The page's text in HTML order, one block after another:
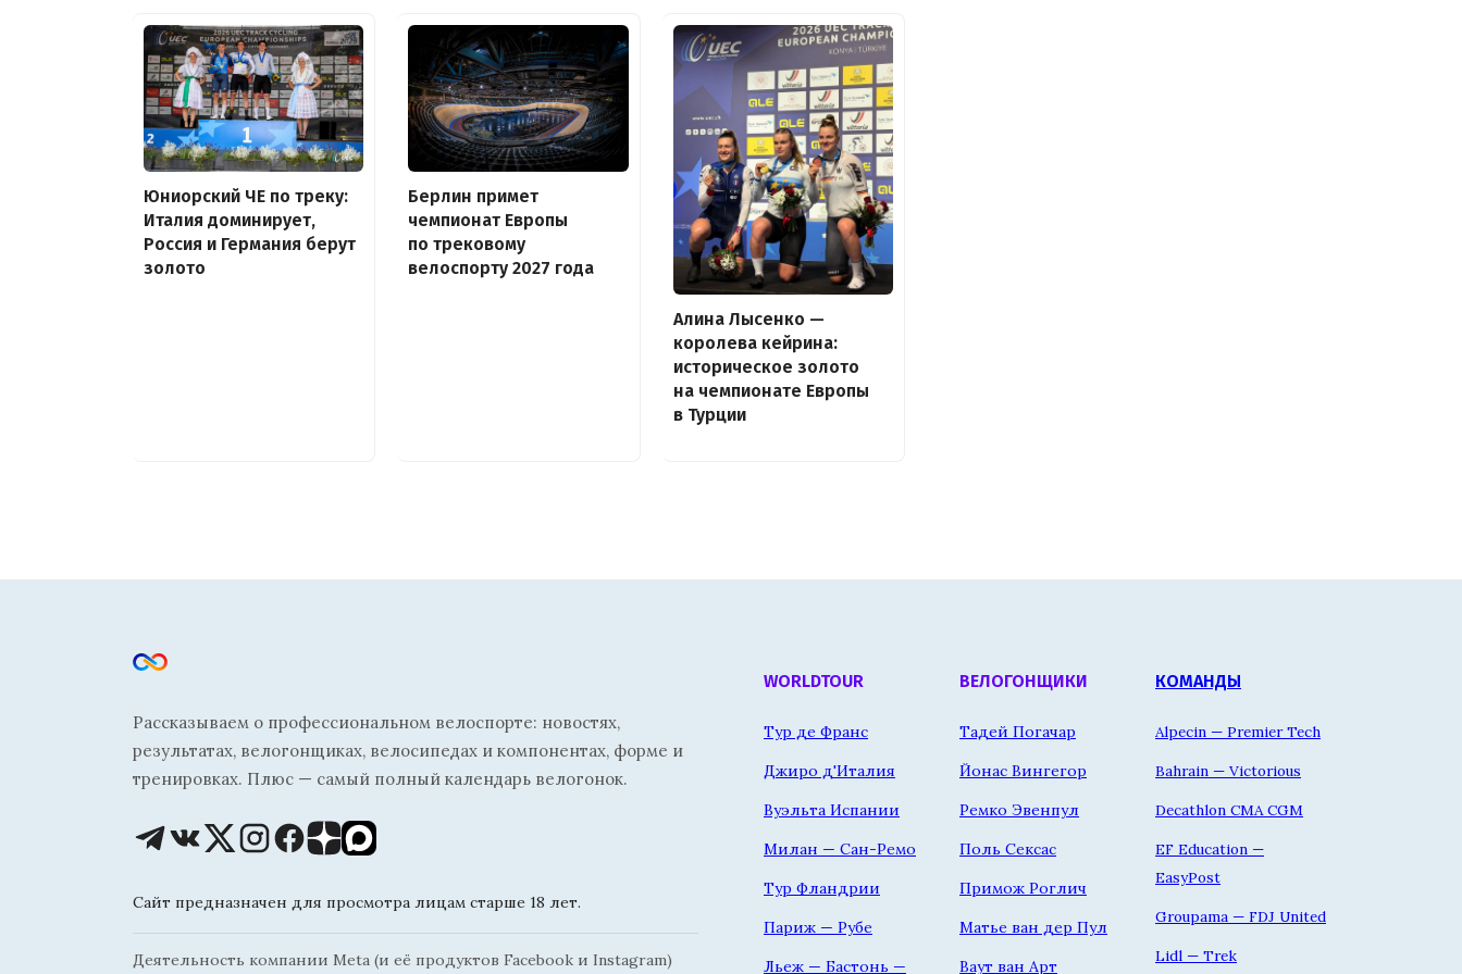
Юниорский ЧЕ по треку:
Италия доминирует,
Россия и Германия берут
золото
Берлин примет
чемпионат Европы
по трековому
велоспорту 2027 года
Алина Лысенко —
королева кейрина:
историческое золото
на чемпионате Европы
в Турции
Рассказываем о профессиональном велоспорте: новостях,
результатах, велогонщиках, велосипедах и компонентах, форме и
тренировках. Плюс — самый полный календарь велогонок.
Сайт предназначен для просмотра лицам старше 18 лет.
Деятельность компании Meta (и её продуктов Facebook и Instagram)
WORLDTOUR
Тур де Франс
Джиро д'Италия
Вуэльта Испании
Милан — Сан-Ремо
Тур Фландрии
Париж — Рубе
Льеж — Бастонь —
ВЕЛОГОНЩИКИ
Тадей Погачар
Йонас Вингегор
Ремко Эвенпул
Поль Сексас
Примож Роглич
Матье ван дер Пул
Ваут ван Арт
КОМАНДЫ
Alpecin — Premier Tech
Bahrain — Victorious
Decathlon CMA CGM
EF Education —
EasyPost
Groupama — FDJ United
Lidl — Trek